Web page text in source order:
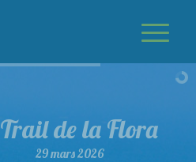
Trail de la Flora
29 mars 2026